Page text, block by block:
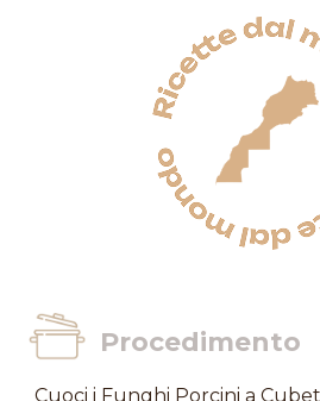
Procedimento
Cuoci i Funghi Porcini a